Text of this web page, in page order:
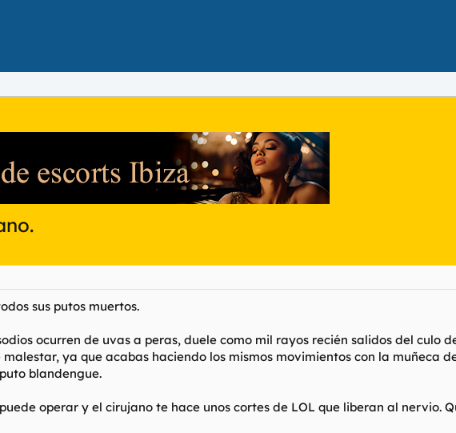
sus putos muertos.
ocurren de uvas a peras, duele como mil rayos recién salidos del culo
ya que acabas haciendo los mismos movimientos con la muñeca
blandengue.
puede operar y el cirujano te hace unos cortes de LOL que liberan al nervio.